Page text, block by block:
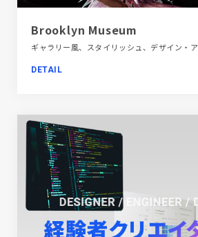
Brooklyn Museum
DETAIL